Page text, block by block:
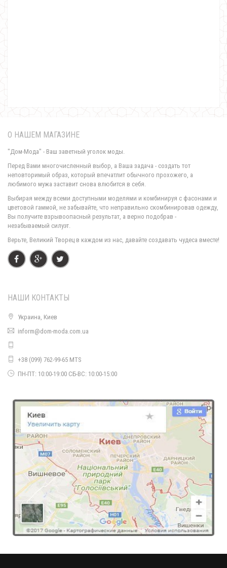
1400.00грн.
Утепленный спортивный костюм женский тройка
Женский спортивный костюм утепленный
930.00грн.
О НАШЕМ МАГАЗИНЕ
"Дом-Мода" - Ваш заветный уголок моды.
Перед Вами многочисленный выбор, а Ваша задача - создать тот
неповторимый образ, который впечатлит обычного прохожего, а
любимого мужа заставит снова влюбится в себя.
Выбирая между всеми доступными моделями и комбинируя с фасонами и
цветовой гаммой, не забывайте, что неправильно скомбинировав одежду,
Вы получите взрывоопасный результат, а верно подобрав -
незабываемый силуэт.
Верьте, Великий Творец в каждом из нас, давайте создавать чудеса вместе!
НАШИ КОНТАКТЫ
Украина, Киев
inform@dom-moda.com.ua
+38 (099) 762-99-65 MTS
ПН-ПТ: 10:00-19:00 СБ-ВС: 10:00-15:00